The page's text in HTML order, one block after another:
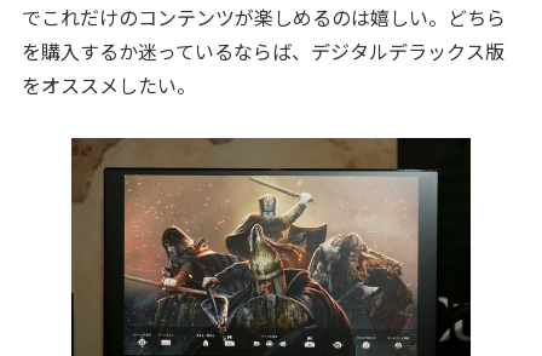
でこれだけのコンテンツが楽しめるのは嬉しい。どちら
を購入するか迷っているならば、デジタルデラックス版
をオススメしたい。